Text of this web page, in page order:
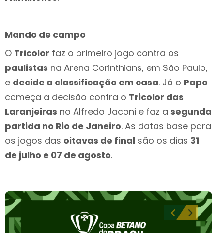
Mando de campo
O Tricolor faz o primeiro jogo contra os
paulistas na Arena Corinthians, em São Paulo,
e decide a classificação em casa. Já o Papo
começa a decisão contra o Tricolor das
Laranjeiras no Alfredo Jaconi e faz a segunda
partida no Rio de Janeiro. As datas base para
os jogos das oitavas de final são os dias 31
de julho e 07 de agosto.